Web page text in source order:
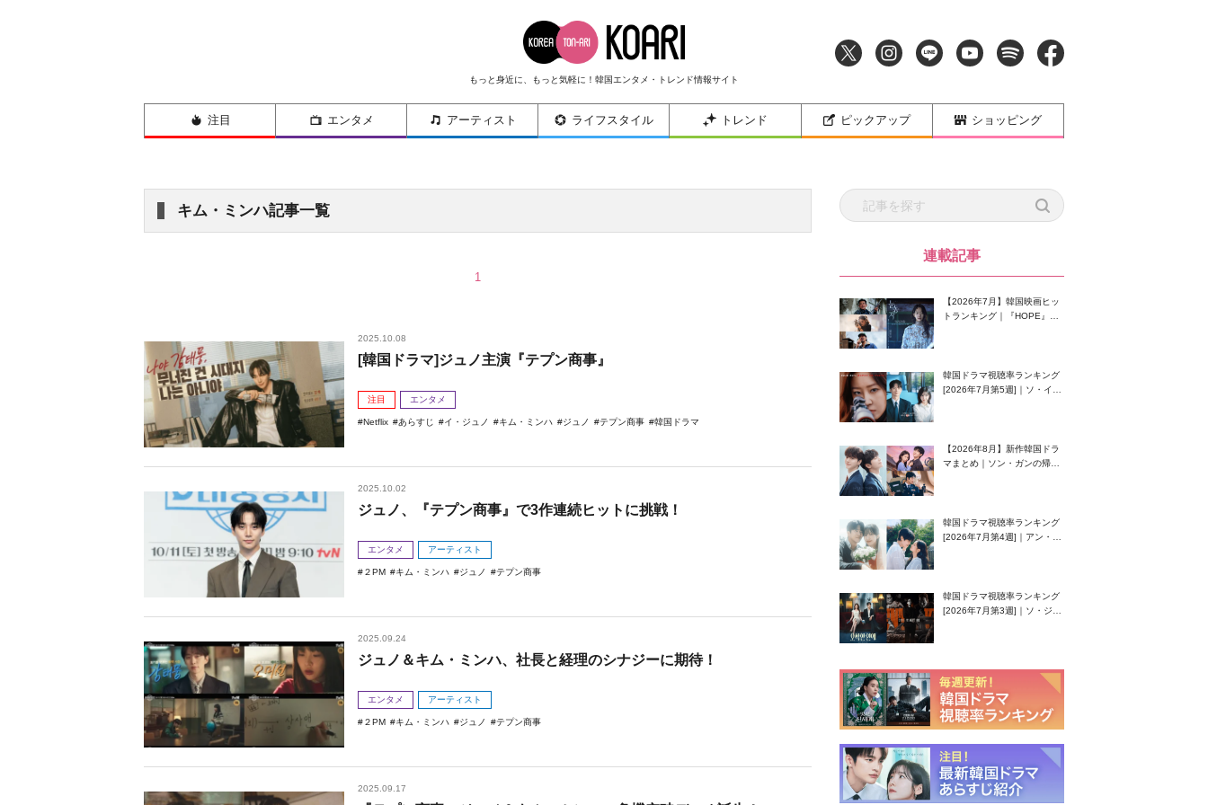
もっと身近に、もっと気軽に！韓国エンタメ・トレンド情報サイト
注目 エンタメ アーティスト ライフスタイル トレンド ピックアップ ショッピング
キム・ミンハ記事一覧
1
2025.10.08
[韓国ドラマ]ジュノ主演『テプン商事』
注目 エンタメ
Netflix あらすじ イ・ジュノ キム・ミンハ ジュノ テプン商事 韓国ドラマ
2025.10.02
ジュノ、『テプン商事』で3作連続ヒットに挑戦！
エンタメ アーティスト
２PM キム・ミンハ ジュノ テプン商事
2025.09.24
ジュノ＆キム・ミンハ、社長と経理のシナジーに期待！
エンタメ アーティスト
２PM キム・ミンハ ジュノ テプン商事
2025.09.17
連載記事
【2026年7月】韓国映画ヒッ
トランキング｜『HOPE』が
韓国ドラマ視聴率ランキング
[2026年7月第5週]｜ソ・イン
【2026年8月】新作韓国ドラ
マまとめ｜ソン・ガンの帰
韓国ドラマ視聴率ランキング
[2026年7月第4週]｜アン・ヒ
韓国ドラマ視聴率ランキング
[2026年7月第3週]｜ソ・ジソ